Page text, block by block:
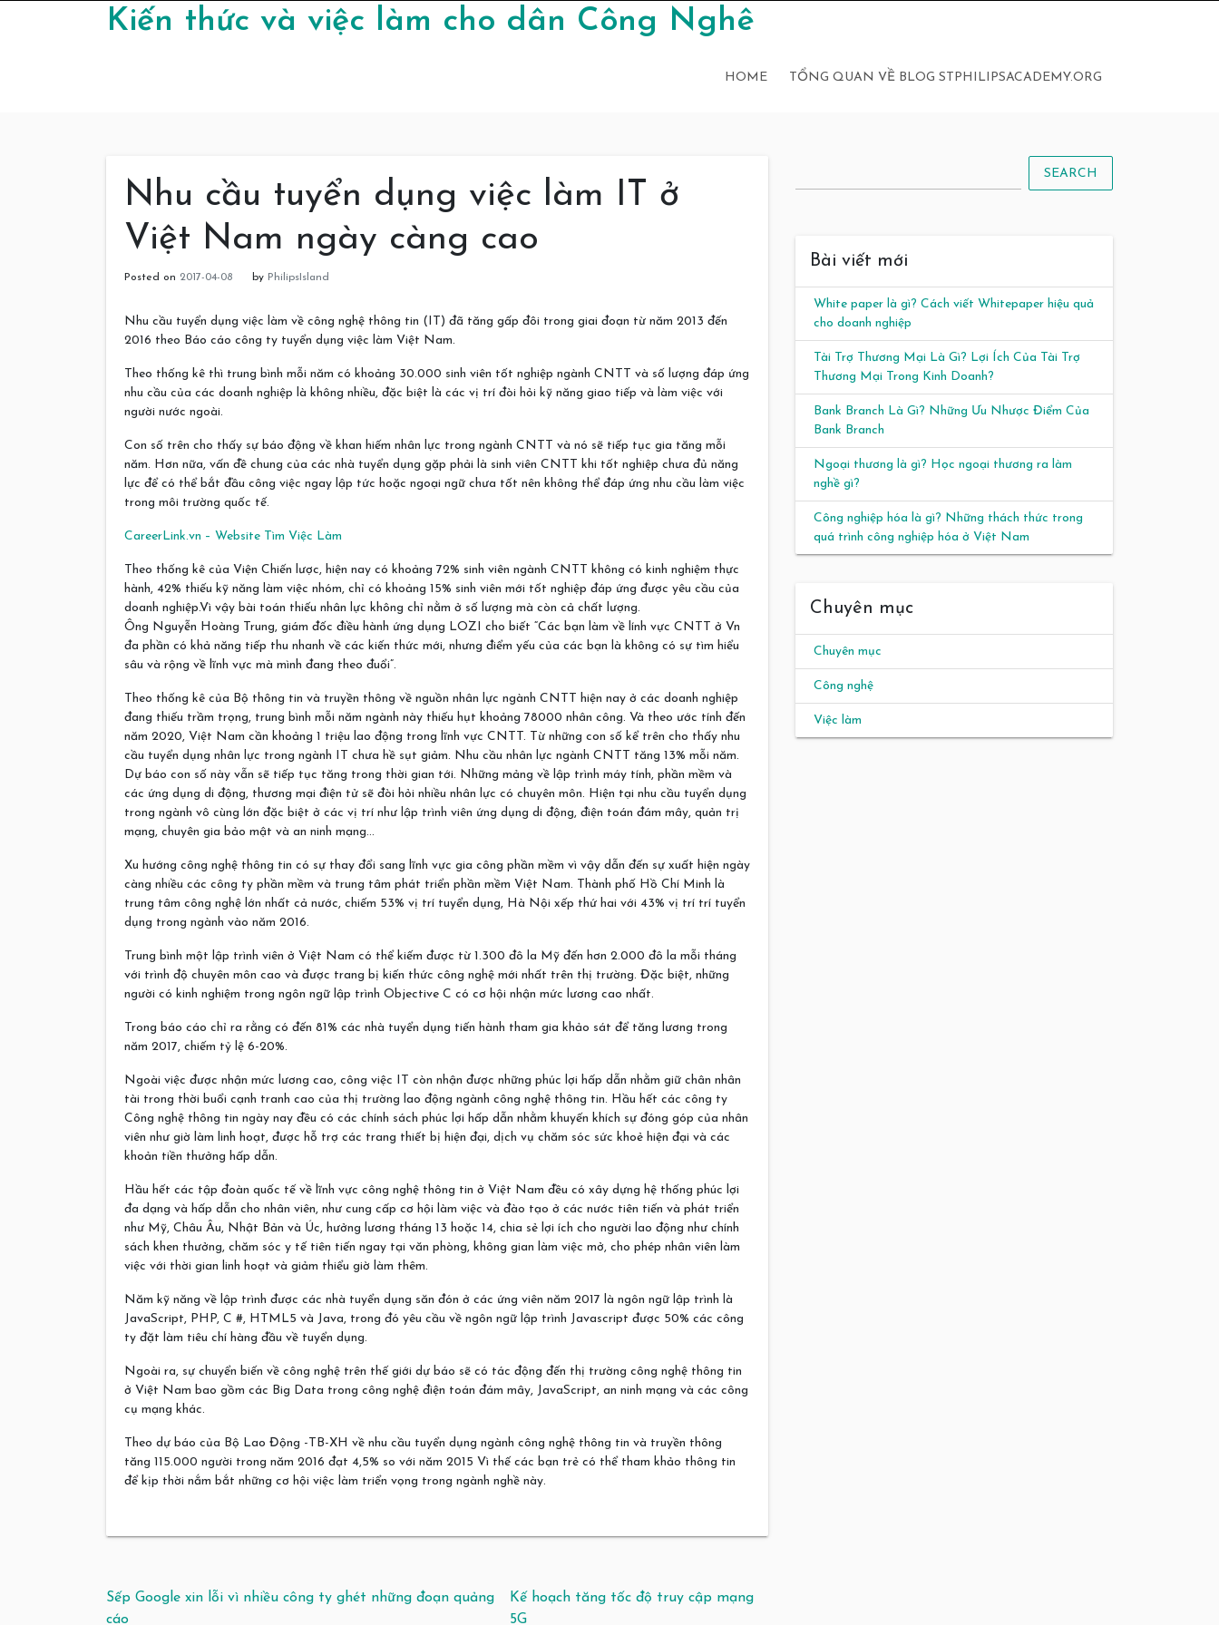
Kiến thức và việc làm cho dân Công Nghê
HOME TỔNG QUAN VỀ BLOG STPHILIPSACADEMY.ORG
Nhu cầu tuyển dụng việc làm IT ở
Việt Nam ngày càng cao
Posted on 2017-04-08 by PhilipsIsland
Nhu cầu tuyển dụng việc làm về công nghệ thông tin (IT) đã tăng gấp đôi trong giai đoạn từ năm 2013 đến
2016 theo Báo cáo công ty tuyển dụng việc làm Việt Nam.
Theo thống kê thì trung bình mỗi năm có khoảng 30.000 sinh viên tốt nghiệp ngành CNTT và số lượng đáp ứng
nhu cầu của các doanh nghiệp là không nhiều, đặc biệt là các vị trí đòi hỏi kỹ năng giao tiếp và làm việc với
người nước ngoài.
Con số trên cho thấy sự báo động về khan hiếm nhân lực trong ngành CNTT và nó sẽ tiếp tục gia tăng mỗi
năm. Hơn nữa, vấn đề chung của các nhà tuyển dụng gặp phải là sinh viên CNTT khi tốt nghiệp chưa đủ năng
lực để có thể bắt đầu công việc ngay lập tức hoặc ngoại ngữ chưa tốt nên không thể đáp ứng nhu cầu làm việc
trong môi trường quốc tế.
CareerLink.vn – Website Tìm Việc Làm
Theo thống kê của Viện Chiến lược, hiện nay có khoảng 72% sinh viên ngành CNTT không có kinh nghiệm thực
hành, 42% thiếu kỹ năng làm việc nhóm, chỉ có khoảng 15% sinh viên mới tốt nghiệp đáp ứng được yêu cầu của
doanh nghiệp.Vì vậy bài toán thiếu nhân lực không chỉ nằm ở số lượng mà còn cả chất lượng.
Ông Nguyễn Hoàng Trung, giám đốc điều hành ứng dụng LOZI cho biết “Các bạn làm về lính vực CNTT ở Vn
đa phần có khả năng tiếp thu nhanh về các kiến thức mới, nhưng điểm yếu của các bạn là không có sự tìm hiểu
sâu và rộng về lĩnh vực mà mình đang theo đuổi”.
Theo thống kê của Bộ thông tin và truyền thông về nguồn nhân lực ngành CNTT hiện nay ở các doanh nghiệp
đang thiếu trầm trọng, trung bình mỗi năm ngành này thiếu hụt khoảng 78000 nhân công. Và theo ước tính đến
năm 2020, Việt Nam cần khoảng 1 triệu lao động trong lĩnh vực CNTT. Từ những con số kể trên cho thấy nhu
cầu tuyển dụng nhân lực trong ngành IT chưa hề sụt giảm. Nhu cầu nhân lực ngành CNTT tăng 13% mỗi năm.
Dự báo con số này vẫn sẽ tiếp tục tăng trong thời gian tới. Những mảng về lập trình máy tính, phần mềm và
các ứng dụng di động, thương mại điện tử sẽ đòi hỏi nhiều nhân lực có chuyên môn. Hiện tại nhu cầu tuyển dụng
trong ngành vô cùng lớn đặc biệt ở các vị trí như lập trình viên ứng dụng di động, điện toán đám mây, quản trị
mạng, chuyên gia bảo mật và an ninh mạng…
Xu hướng công nghệ thông tin có sự thay đổi sang lĩnh vực gia công phần mềm vì vậy dẫn đến sự xuất hiện ngày
càng nhiều các công ty phần mềm và trung tâm phát triển phần mềm Việt Nam. Thành phố Hồ Chí Minh là
trung tâm công nghệ lớn nhất cả nước, chiếm 53% vị trí tuyển dụng, Hà Nội xếp thứ hai với 43% vị trí trí tuyển
dụng trong ngành vào năm 2016.
Trung bình một lập trình viên ở Việt Nam có thể kiếm được từ 1.300 đô la Mỹ đến hơn 2.000 đô la mỗi tháng
với trình độ chuyên môn cao và được trang bị kiến thức công nghệ mới nhất trên thị trường. Đặc biệt, những
người có kinh nghiệm trong ngôn ngữ lập trình Objective C có cơ hội nhận mức lương cao nhất.
Trong báo cáo chỉ ra rằng có đến 81% các nhà tuyển dụng tiến hành tham gia khảo sát để tăng lương trong
năm 2017, chiếm tỷ lệ 6-20%.
Ngoài việc được nhận mức lương cao, công việc IT còn nhận được những phúc lợi hấp dẫn nhằm giữ chân nhân
tài trong thời buổi cạnh tranh cao của thị trường lao động ngành công nghệ thông tin. Hầu hết các công ty
Công nghệ thông tin ngày nay đều có các chính sách phúc lợi hấp dẫn nhằm khuyến khích sự đóng góp của nhân
viên như giờ làm linh hoạt, được hỗ trợ các trang thiết bị hiện đại, dịch vụ chăm sóc sức khoẻ hiện đại và các
khoản tiền thưởng hấp dẫn.
Hầu hết các tập đoàn quốc tế về lĩnh vực công nghệ thông tin ở Việt Nam đều có xây dựng hệ thống phúc lợi
đa dạng và hấp dẫn cho nhân viên, như cung cấp cơ hội làm việc và đào tạo ở các nước tiên tiến và phát triển
như Mỹ, Châu Âu, Nhật Bản và Úc, hưởng lương tháng 13 hoặc 14, chia sẻ lợi ích cho người lao động như chính
sách khen thưởng, chăm sóc y tế tiên tiến ngay tại văn phòng, không gian làm việc mở, cho phép nhân viên làm
việc với thời gian linh hoạt và giảm thiểu giờ làm thêm.
Năm kỹ năng về lập trình được các nhà tuyển dụng săn đón ở các ứng viên năm 2017 là ngôn ngữ lập trình là
JavaScript, PHP, C #, HTML5 và Java, trong đó yêu cầu về ngôn ngữ lập trình Javascript được 50% các công
ty đặt làm tiêu chí hàng đầu về tuyển dụng.
Ngoài ra, sự chuyển biến về công nghệ trên thế giới dự báo sẽ có tác động đến thị trường công nghệ thông tin
ở Việt Nam bao gồm các Big Data trong công nghệ điện toán đám mây, JavaScript, an ninh mạng và các công
cụ mạng khác.
Theo dự báo của Bộ Lao Động -TB-XH về nhu cầu tuyển dụng ngành công nghệ thông tin và truyền thông
tăng 115.000 người trong năm 2016 đạt 4,5% so với năm 2015 Vì thế các bạn trẻ có thể tham khảo thông tin
để kịp thời nắm bắt những cơ hội việc làm triển vọng trong ngành nghề này.
Điều hướng bài viết
Sếp Google xin lỗi vì nhiều công ty ghét những đoạn quảng
cáo
Kế hoạch tăng tốc độ truy cập mạng
5G
SEARCH
Bài viết mới
White paper là gì? Cách viết Whitepaper hiệu quả
cho doanh nghiệp
Tài Trợ Thương Mại Là Gì? Lợi Ích Của Tài Trợ
Thương Mại Trong Kinh Doanh?
Bank Branch Là Gì? Những Ưu Nhược Điểm Của
Bank Branch
Ngoại thương là gì? Học ngoại thương ra làm
nghề gì?
Công nghiệp hóa là gì? Những thách thức trong
quá trình công nghiệp hóa ở Việt Nam
Chuyên mục
Chuyên mục
Công nghệ
Việc làm